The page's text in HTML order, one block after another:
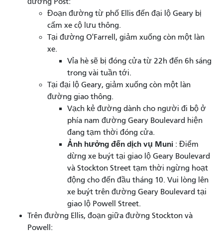
Đoạn đường từ phố Ellis đến đại lộ Geary bị
cấm xe cộ lưu thông.
Tại đường O'Farrell, giảm xuống còn một làn
xe.
Vỉa hè sẽ bị đóng cửa từ 22h đến 6h sáng
trong vài tuần tới.
Tại đại lộ Geary, giảm xuống còn một làn
đường giao thông.
Vạch kẻ đường dành cho người đi bộ ở
phía nam đường Geary Boulevard hiện
đang tạm thời đóng cửa.
Ảnh hưởng đến dịch vụ Muni : Điểm
dừng xe buýt tại giao lộ Geary Boulevard
và Stockton Street tạm thời ngừng hoạt
động cho đến đầu tháng 10. Vui lòng lên
xe buýt trên đường Geary Boulevard tại
giao lộ Powell Street.
Trên đường Ellis, đoạn giữa đường Stockton và
Powell: